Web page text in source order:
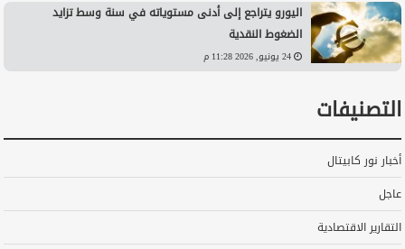
اليورو يتراجع إلى أدنى مستوياته في سنة وسط تزايد
الضغوط النقدية
24 يونيو, 2026 11:28 م
التصنيفات
أخبار نور كابيتال
عاجل
التقارير الاقتصادية